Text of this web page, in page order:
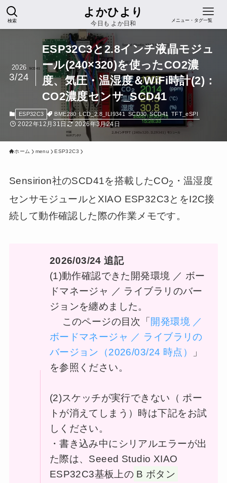
よかひより
今日も よか日和
検索 メニュー・タグ一覧
ESP32C3と2.8インチ液晶モジュ
ール(240×320)を使ったCO2濃
度、気圧・温湿度＆WiFi時計(2)：
CO2濃度センサ_SCD41
2026
3/24
ESP32C3 BME280 LCD_2.8_ILI9341 SCD30 SCD41 TFT_eSPI
2022年12月31日 2026年3月24日
ホーム menu ESP32C3
Sensirion社のSCD41を搭載したCO2 ・温湿度
センサモジュールとXIAO ESP32C3とをI2C接
続して動作確認した際の作業メモです。
2026/03/24 追記
(1)動作確認できた開発環境 ／ ボー
ドマネージャ ／ ライブラリのバー
ジョンを纏めました。
このページの目次「開発環境 ／
ボードマネージャ ／ ライブラリの
バージョン（2026/03/24 時点）
」
を参照ください。
(2)スケッチが実行できない（ ポー
トが消えてしまう）時は下記をお試
しください。
・書き込み中にシリアルエラーが出
た際は、Seeed Studio XIAO
ESP32C3基板上の B ボタン